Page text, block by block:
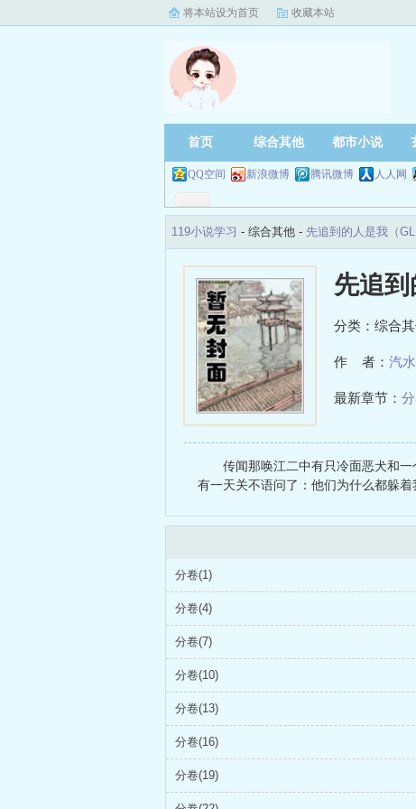
将本站设为首页 收藏本站
首页 综合其他 都市小说
QQ空间 新浪微博 腾讯微博 人人网
119小说学习 - 综合其他 - 先追到的人是我（
先追到
分类：综合
作 者： 汽
最新章节：
传闻那唤江二中有只冷面恶犬和
有一天关不语问了：他们为什么都躲着
分卷(1)
分卷(4)
分卷(7)
分卷(10)
分卷(13)
分卷(16)
分卷(19)